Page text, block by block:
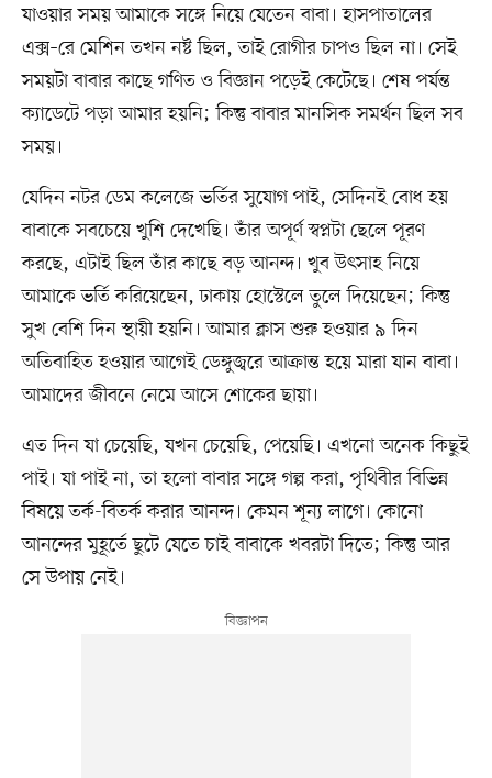
যাওয়ার সময় আমাকে সঙ্গে নিয়ে যেতেন বাবা। হাসপাতালের
এক্স–রে মেশিন তখন নষ্ট ছিল, তাই রোগীর চাপও ছিল না। সেই
সময়টা বাবার কাছে গণিত ও বিজ্ঞান পড়েই কেটেছে। শেষ পর্যন্ত
ক্যাডেটে পড়া আমার হয়নি; কিন্তু বাবার মানসিক সমর্থন ছিল সব
সময়।
যেদিন নটর ডেম কলেজে ভর্তির সুযোগ পাই, সেদিনই বোধ হয়
বাবাকে সবচেয়ে খুশি দেখেছি। তাঁর অপূর্ণ স্বপ্নটা ছেলে পূরণ
করছে, এটাই ছিল তাঁর কাছে বড় আনন্দ। খুব উৎসাহ নিয়ে
আমাকে ভর্তি করিয়েছেন, ঢাকায় হোস্টেলে তুলে দিয়েছেন; কিন্তু
সুখ বেশি দিন স্থায়ী হয়নি। আমার ক্লাস শুরু হওয়ার ৯ দিন
অতিবাহিত হওয়ার আগেই ডেঙ্গুজ্বরে আক্রান্ত হয়ে মারা যান বাবা।
আমাদের জীবনে নেমে আসে শোকের ছায়া।
এত দিন যা চেয়েছি, যখন চেয়েছি, পেয়েছি। এখনো অনেক কিছুই
পাই। যা পাই না, তা হলো বাবার সঙ্গে গল্প করা, পৃথিবীর বিভিন্ন
বিষয়ে তর্ক-বিতর্ক করার আনন্দ। কেমন শূন্য লাগে। কোনো
আনন্দের মুহূর্তে ছুটে যেতে চাই বাবাকে খবরটা দিতে; কিন্তু আর
সে উপায় নেই।